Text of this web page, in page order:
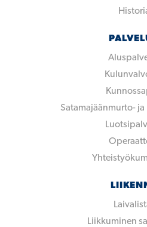
Satamajäänmurto-
Liikkuminen